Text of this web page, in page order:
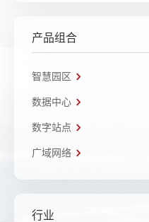
产品组合
智慧园区
数据中心
数字站点
广域网络
行业